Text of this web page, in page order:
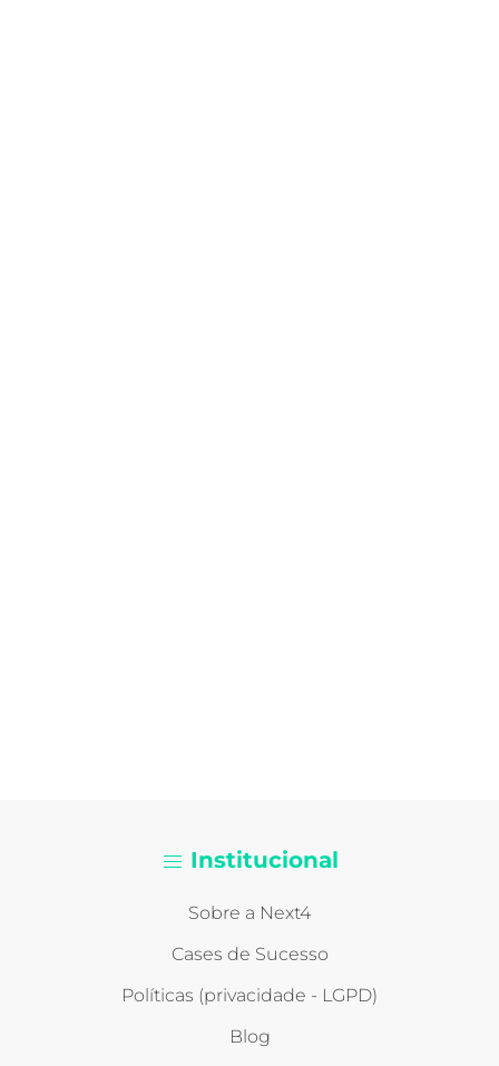
Institucional
Sobre a Next4
Cases de Sucesso
Políticas (privacidade - LGPD)
Blog